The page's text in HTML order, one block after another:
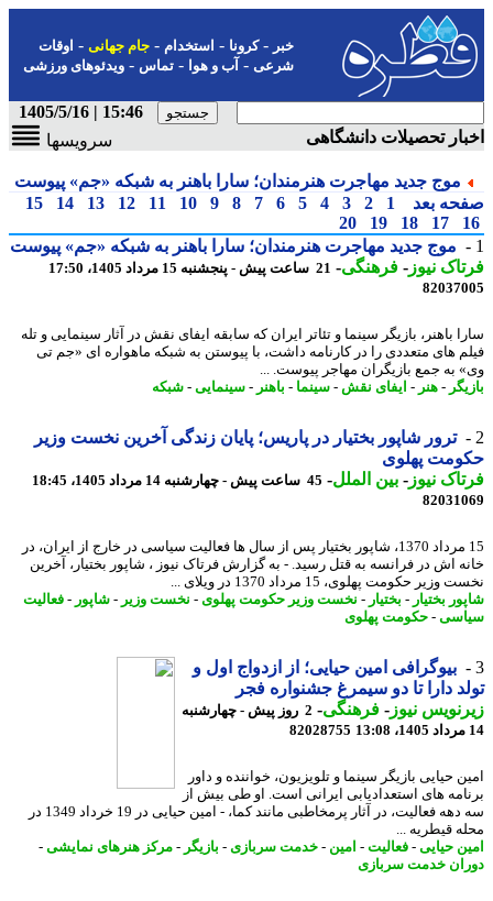
-کرونا-استخدام- جام جهانی-اوقات
شرعی-آب و هوا-تماس-ویدئوهای ورزشی
15:46 | 1405/5/16
تحصیلات دانشگاهی
سرویسها
موج جدید مهاجرت هنرمندان؛ سارا باهنر به شبکه «جم» پیوست
بعد
1
2
3
4
5
6
7
8
9
10
11
12
13
14
15
17
18
19
20
موج جدید مهاجرت هنرمندان؛ سارا باهنر به شبکه «جم» پیوست
نیوز-فرهنگی-21 ساعت پیش - پنجشنبه 15 مرداد 1405، 17:50
باهنر، بازیگر سینما و تئاتر ایران که سابقه ایفای نقش در آثار سینمایی و تله
های متعددی را در کارنامه داشت، با پیوستن به شبکه ماهواره ای «جم تی
به جمع بازیگران مهاجر پیوست. ...
-هنر-ایفای نقش-سینما-باهنر-سینمایی-شبکه
ترور شاپور بختیار در پاریس؛ پایان زندگی آخرین نخست وزیر
پهلوی
نیوز-بین الملل-45 ساعت پیش - چهارشنبه 14 مرداد 1405، 18:45
15 مرداد 1370، شاپور بختیار پس از سال ها فعالیت سیاسی در خارج از ایران، در
اش در فرانسه به قتل رسید. - به گزارش فرتاک نیوز ، شاپور بختیار، آخرین
حکومت پهلوی، 15 مرداد 1370 در ویلای ...
بختیار-بختیار-نخست وزیر حکومت پهلوی-نخست وزیر - شاپور-فعالیت
-حکومت پهلوی
بیوگرافی امین حیایی؛ از ازدواج اول و
دارا تا دو سیمرغ جشنواره فجر
نیوز-فرهنگی-
2 روز پیش - چهارشنبه
82028755
حیایی بازیگر سینما و تلویزیون، خواننده و داور
های استعدادیابی ایرانی است. او طی بیش از
سه دهه فعالیت، در آثار پرمخاطبی مانند کما، - امین حیایی در 19 خرداد 1349 در
قیطریه ...
حیایی-فعالیت-امین -خدمت سربازی - بازیگر-مرکز هنرهای نمایشی-
خدمت سربازی